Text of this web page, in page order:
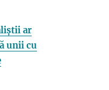
ar
unii cu